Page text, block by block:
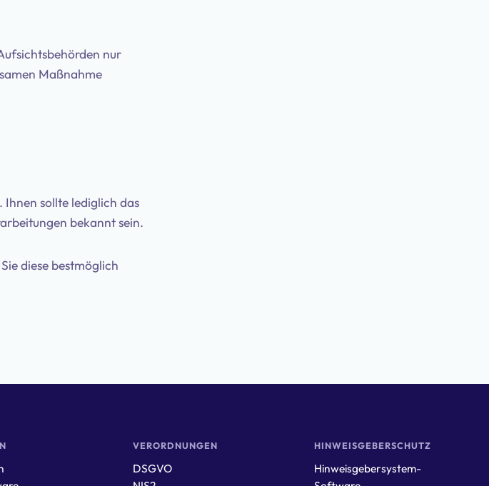
nur
Maßnahme
sollte lediglich das
bekannt sein.
diese bestmöglich
VERORDNUNGEN
DSGVO
HINWEISGEBERSCHUTZ
Hinweisgebersystem-